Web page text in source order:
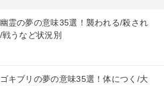
幽霊の夢の意味35選！襲われる/殺され
うなど状況別
ゴキブリの夢の意味35選！体につく/大